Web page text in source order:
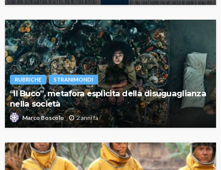
RUBRICHE STRANIMONDI
“Il Buco”, metafora esplicita della disuguaglianza
nella società
Marco Boscolo 2 anni fa